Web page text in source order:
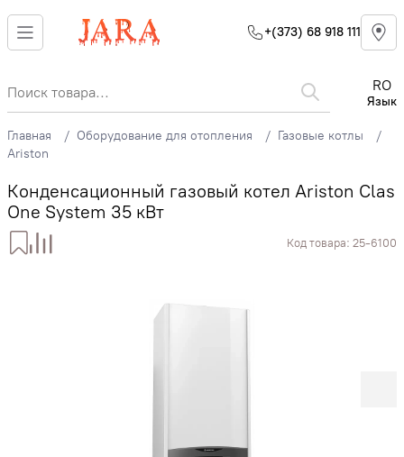
+(373) 68 918 111
RO
Язык
Главная Оборудование для отопления
Газовые котлы
Ariston
Конденсационный газовый котел Ariston Clas
One System 35 кВт
Код товара: 25-6100